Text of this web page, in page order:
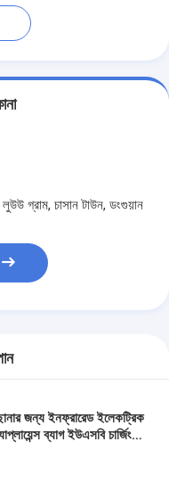
গ্রাম, চাসান টাউন, ডংগুয়ান
জন্য ইনফ্রারেড ইলেকট্রিক
ব্যাগ ইউএসবি চার্জিং